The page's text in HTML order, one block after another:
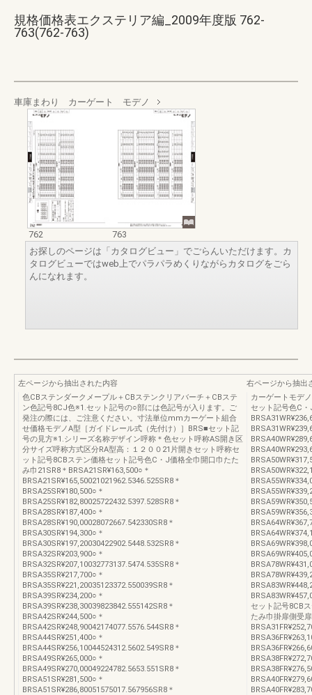
規格価格表エクステリア編_2009年度版 762-
763(762-763)
車庫まわり カーゲート モデノ
762
763
お探しのページは「カタログビュー」でごらんいただけます。カ
タログビューではweb上でパラパラめくりながらカタログをごら
んになれます。
左ページから抽出された内容
色CBステンダークメープル＋CBステンクリアバーチ＋CBステ
ン色記号8CJ色※1.セット記号の○部には色記号が入ります。ご
発注の際には、ご注意ください。寸法単位mmカーゲート組合
せ価格モデノA型［ガイドレール式（先付け）］BRS■セット記
号の見方※1.シリーズ名称デザイン呼称＊色セット呼称AS開き区
分サイズ呼称方式区分RA型高：１２００21片開きセット呼称セ
ット記号8CBステン価格セット記号色C・J価格全巾開口巾たた
み巾21SR8＊BRSA21SR¥163,500○＊
BRSA21SR¥165,50021021962.5346.525SR8＊
BRSA25SR¥180,500○＊
BRSA25SR¥182,80025722432.5397.528SR8＊
BRSA28SR¥187,400○＊
BRSA28SR¥190,00028072667.542330SR8＊
BRSA30SR¥194,300○＊
BRSA30SR¥197,20030422902.5448.532SR8＊
BRSA32SR¥203,900○＊
BRSA32SR¥207,10032773137.5474.535SR8＊
BRSA35SR¥217,700○＊
BRSA35SR¥221,20035123372.550039SR8＊
BRSA39SR¥234,200○＊
BRSA39SR¥238,30039823842.555142SR8＊
BRSA42SR¥244,500○＊
BRSA42SR¥248,90042174077.5576.544SR8＊
BRSA44SR¥251,400○＊
BRSA44SR¥256,10044524312.5602.549SR8＊
BRSA49SR¥265,000○＊
BRSA49SR¥270,00049224782.5653.551SR8＊
BRSA51SR¥281,500○＊
BRSA51SR¥286,80051575017.567956SR8＊
右ページから抽出
カーゲートモデ
セット記号色C
セット記号8CB
たみ巾掛扉側受